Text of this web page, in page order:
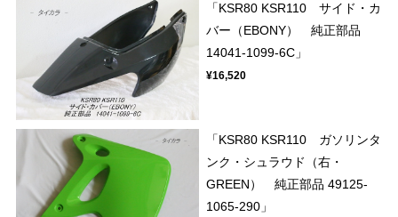
「KSR80 KSR110 サイド・カ
バー（EBONY） 純正部品
14041-1099-6C」
¥16,520
「KSR80 KSR110 ガソリンタ
ンク・シュラウド（右・
GREEN） 純正部品 49125-
1065-290」